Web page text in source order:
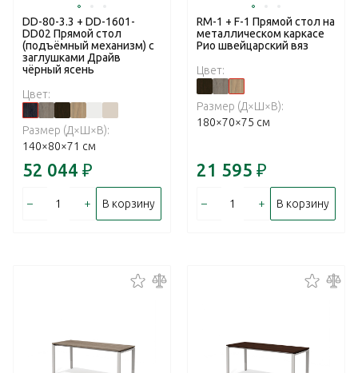
DD-80-3.3 + DD-1601-
DD02 Прямой стол
(подъёмный механизм) с
заглушками Драйв
чёрный ясень
Цвет:
Размер (Д×Ш×В):
140×80×71 см
52 044 ₽
– + В корзину
RM-1 + F-1 Прямой стол на
металлическом каркасе
Рио швейцарский вяз
Цвет:
Размер (Д×Ш×В):
180×70×75 см
21 595 ₽
– + В корзину